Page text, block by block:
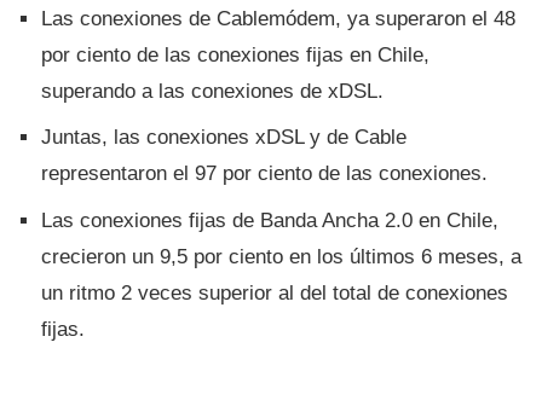
Las conexiones de Cablemódem, ya superaron el 48
por ciento de las conexiones fijas en Chile,
superando a las conexiones de xDSL.
Juntas, las conexiones xDSL y de Cable
representaron el 97 por ciento de las conexiones.
Las conexiones fijas de Banda Ancha 2.0 en Chile,
crecieron un 9,5 por ciento en los últimos 6 meses, a
un ritmo 2 veces superior al del total de conexiones
fijas.